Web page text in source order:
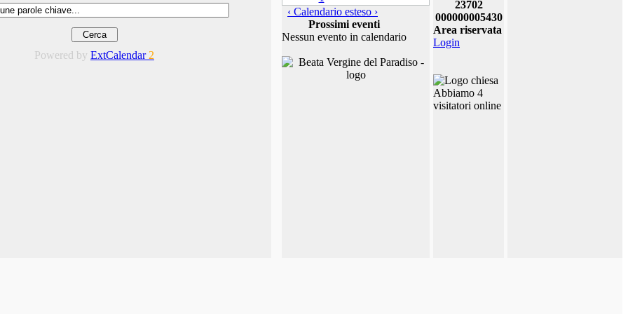
Powered by ExtCalendar 2
‹ Calendario esteso ›
Prossimi eventi
Nessun evento in calendario
23702
000000005430
Area riservata
Login
Abbiamo 4
visitatori online